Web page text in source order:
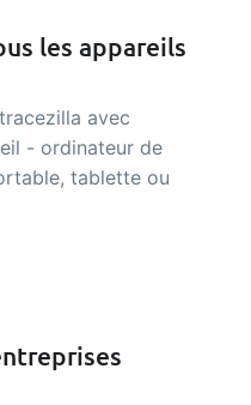
les appareils
avec
- ordinateur de
tablette ou